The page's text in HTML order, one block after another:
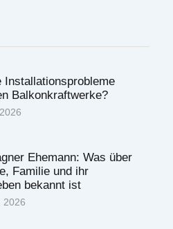
Installationsprobleme
Balkonkraftwerke?
Ehemann: Was über
Familie und ihr
bekannt ist
2026